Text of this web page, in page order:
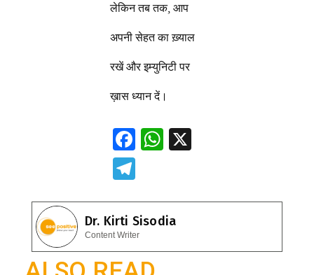
लेकिन तब तक, आप
अपनी सेहत का ख़्याल
रखें और इम्युनिटी पर
ख़ास ध्यान दें।
F
b
o
o
W
s
A
p
e
gr
a
Dr. Kirti Sisodia
Content Writer